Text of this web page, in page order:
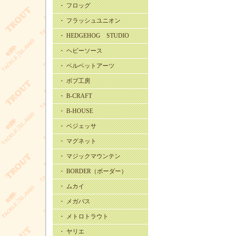
・ フロッグ
・ フラッシュユニオン
・ HEDGEHOG STUDIO
・ ヘビーソース
・ ベルベットアーツ
・ ボブ工房
・ B-CRAFT
・ B-HOUSE
・ ベジェッサ
・ マグネット
・ マジックマウンテン
・ BORDER（ボーダー）
・ ムカイ
・ メガバス
・ メトロトラウト
・ ヤリエ